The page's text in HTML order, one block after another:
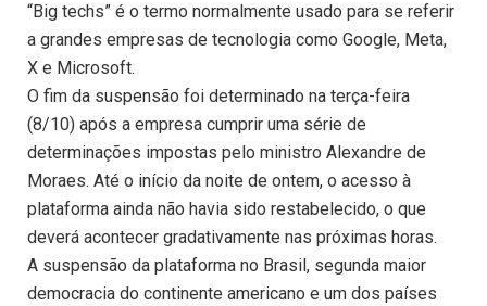
“Big techs” é o termo normalmente usado para se referir
a grandes empresas de tecnologia como Google, Meta,
X e Microsoft.
O fim da suspensão foi determinado na terça-feira
(8/10) após a empresa cumprir uma série de
determinações impostas pelo ministro Alexandre de
Moraes. Até o início da noite de ontem, o acesso à
plataforma ainda não havia sido restabelecido, o que
deverá acontecer gradativamente nas próximas horas.
A suspensão da plataforma no Brasil, segunda maior
democracia do continente americano e um dos países